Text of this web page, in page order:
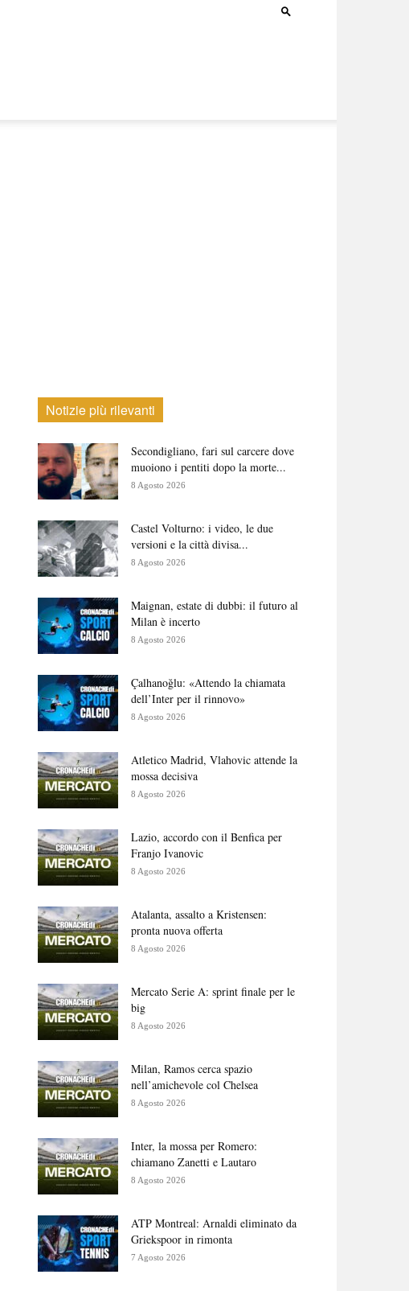
Notizie più rilevanti
Secondigliano, fari sul carcere dove
muoiono i pentiti dopo la morte...
8 Agosto 2026
Castel Volturno: i video, le due
versioni e la città divisa...
8 Agosto 2026
Maignan, estate di dubbi: il futuro al
Milan è incerto
8 Agosto 2026
Çalhanoğlu: «Attendo la chiamata
dell’Inter per il rinnovo»
8 Agosto 2026
Atletico Madrid, Vlahovic attende la
mossa decisiva
8 Agosto 2026
Lazio, accordo con il Benfica per
Franjo Ivanovic
8 Agosto 2026
Atalanta, assalto a Kristensen:
pronta nuova offerta
8 Agosto 2026
Mercato Serie A: sprint finale per le
big
8 Agosto 2026
Milan, Ramos cerca spazio
nell’amichevole col Chelsea
8 Agosto 2026
Inter, la mossa per Romero:
chiamano Zanetti e Lautaro
8 Agosto 2026
ATP Montreal: Arnaldi eliminato da
Griekspoor in rimonta
7 Agosto 2026